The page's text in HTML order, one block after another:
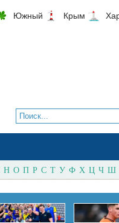
Южный Крым
Н О П Р С Т У Ф Х Ц Ч Ш